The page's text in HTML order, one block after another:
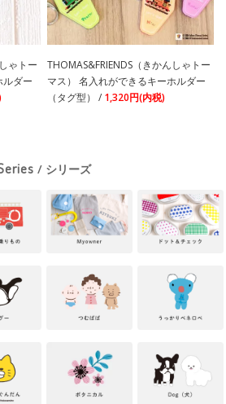
ゃトー
ルダー
THOMAS&FRIENDS（きかんしゃトー
マス） 名入れができるキーホルダー
（タグ型） / 1,320円(内税)
/ シリーズ